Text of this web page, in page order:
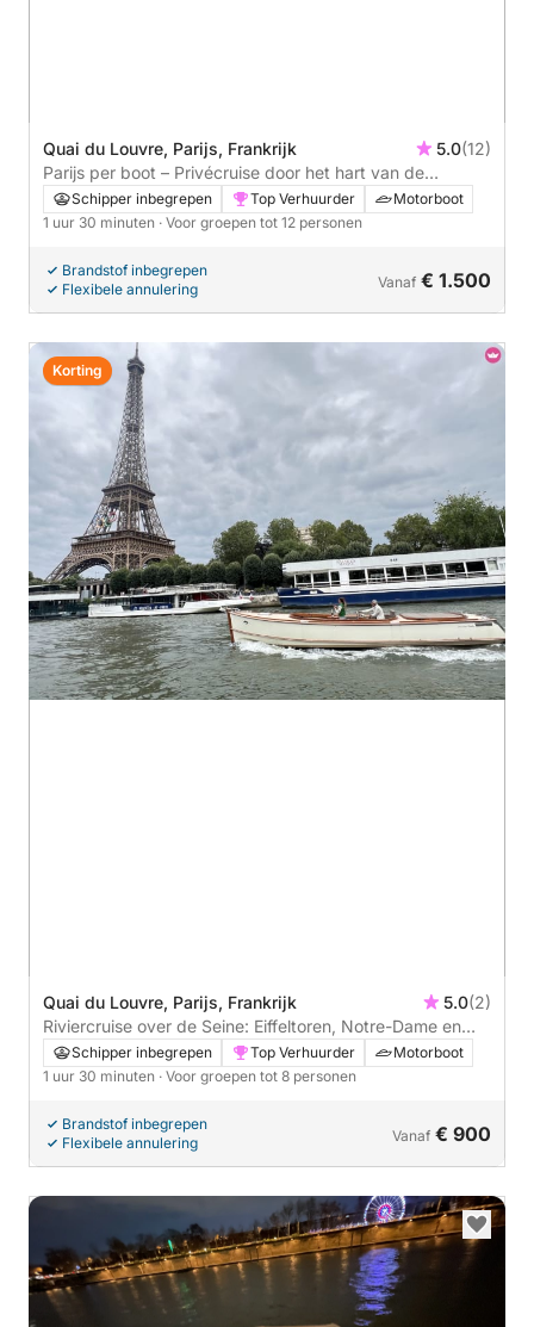
Quai du Louvre, Parijs, Frankrijk 5.0(12)
Parijs per boot – Privécruise door het hart van de
monumenten.
Schipper inbegrepen Top Verhuurder
Motorboot
1 uur 30 minuten · Voor groepen tot 12 personen
Brandstof inbegrepen
Flexibele annulering
Vanaf € 1.500
Quai du Louvre, Parijs, Frankrijk 5.0(2)
Riviercruise over de Seine: Eiffeltoren, Notre-Dame en
monumenten van Parijs
Schipper inbegrepen Top Verhuurder
Motorboot
1 uur 30 minuten · Voor groepen tot 8 personen
Brandstof inbegrepen
Flexibele annulering
Vanaf € 900
Korting